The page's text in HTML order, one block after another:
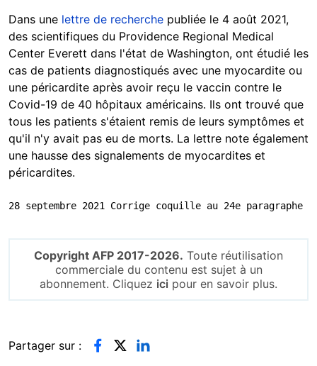
Dans une lettre de recherche publiée le 4 août 2021,
des scientifiques du Providence Regional Medical
Center Everett dans l'état de Washington, ont étudié les
cas de patients diagnostiqués avec une myocardite ou
une péricardite après avoir reçu le vaccin contre le
Covid-19 de 40 hôpitaux américains. Ils ont trouvé que
tous les patients s'étaient remis de leurs symptômes et
qu'il n'y avait pas eu de morts. La lettre note également
une hausse des signalements de myocardites et
péricardites.
28 septembre 2021 Corrige coquille au 24e paragraphe
Copyright AFP 2017-2026. Toute réutilisation
commerciale du contenu est sujet à un
abonnement. Cliquez ici pour en savoir plus.
Partager sur :